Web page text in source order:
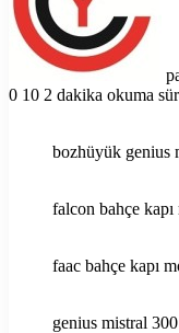
0 10 2 dakika okuma
bozhüyük genius
falcon bahçe kapı
faac bahçe kapı
genius mistral